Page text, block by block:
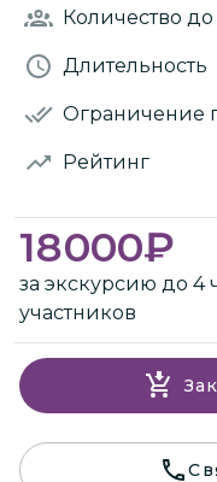
Количество до
Длительность
Ограничение
Рейтинг
18000₽
за экскурсию до 4
участников